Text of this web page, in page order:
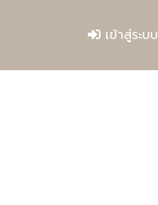
เข้าสู่ระบบ